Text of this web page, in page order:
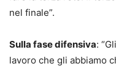
nel finale”.
Sulla fase difensiva:
lavoro che gli abbiamo